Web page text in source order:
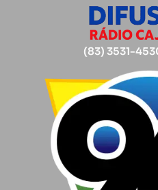
(83) 3531-